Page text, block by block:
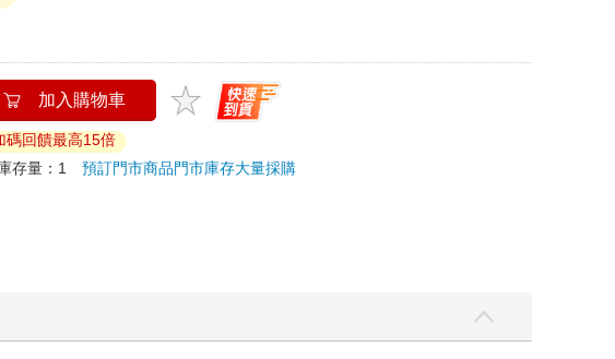
加入購物車
回饋最高15倍
存量：1預訂門市商品門市庫存大量採購